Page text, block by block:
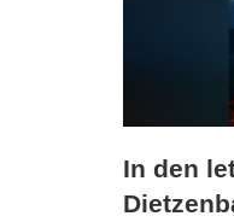
In den